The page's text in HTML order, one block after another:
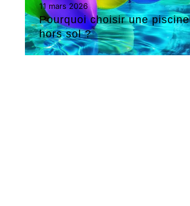
11 mars 2026
Pourquoi choisir une piscine
hors sol ?